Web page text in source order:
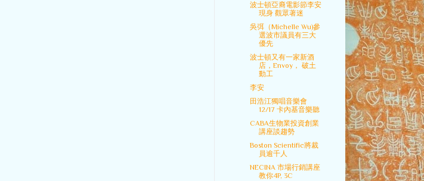
波士頓亞裔電影節李安
現身 觀眾著迷
吳弭（Michelle Wu)參
選波市議員有三大
優先
波士頓又有一家新酒
店，Envoy， 破土
動工
李安
田浩江獨唱音樂會
12/17 卡內基音樂聽
CABA生物業投資創業
講座談趨勢
Boston Scientific將裁
員逾千人
NECINA 市場行銷講座
教你4P, 3C